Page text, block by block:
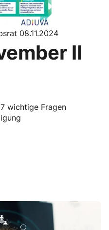
08.11.2024
II
wichtige Fragen